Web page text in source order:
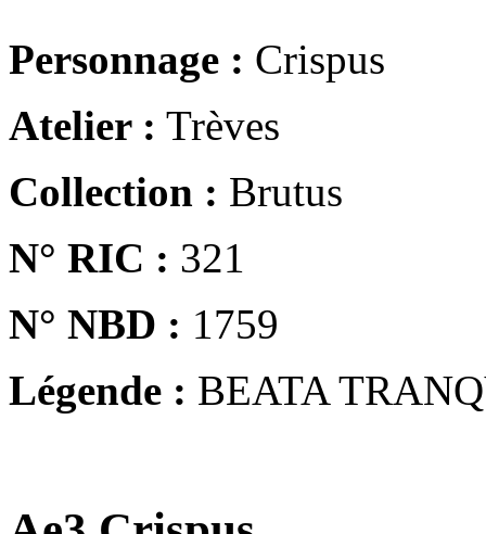
Personnage : Crispus
Atelier : Trèves
Collection : Brutus
N° RIC : 321
N° NBD : 1759
Légende : BEATA